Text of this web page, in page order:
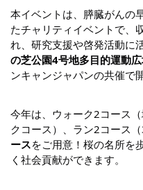
本イベントは、膵臓がんの
たチャリティイベントで、
れ、研究支援や啓発活動に
の芝公園4号地多目的運動
ンキャンジャパンの共催で
今年は、ウォーク2コース
クコース）、ラン2コース
ースをご用意！桜の名所を
く社会貢献ができます。